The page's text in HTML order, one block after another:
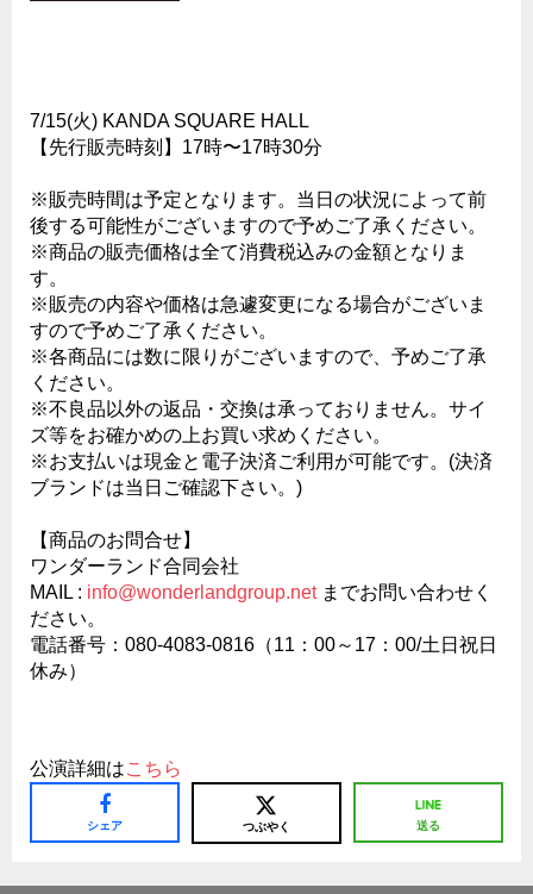
7/15(火) KANDA SQUARE HALL
【先行販売時刻】17時〜17時30分
※販売時間は予定となります。当日の状況によって前
後する可能性がございますので予めご了承ください。
※商品の販売価格は全て消費税込みの金額となりま
す。
※販売の内容や価格は急遽変更になる場合がございま
すので予めご了承ください。
※各商品には数に限りがございますので、予めご了承
ください。
※不良品以外の返品・交換は承っておりません。サイ
ズ等をお確かめの上お買い求めください。
※お支払いは現金と電子決済ご利用が可能です。(決済
ブランドは当日ご確認下さい。)
【商品のお問合せ】
ワンダーランド合同会社
MAIL : info@wonderlandgroup.netまでお問い合わせく
ださい。
電話番号：080-4083-0816（11：00～17：00/土日祝日
休み）
公演詳細はこちら
シェア つぶやく 送る